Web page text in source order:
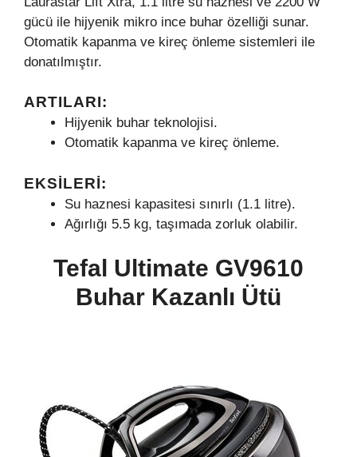
gücü ile hijyenik mikro ince buhar özelliği sunar.
Otomatik kapanma ve kireç önleme sistemleri ile
donatılmıştır.
ARTILARI:
Hijyenik buhar teknolojisi.
Otomatik kapanma ve kireç önleme.
EKSILERI:
Su haznesi kapasitesi sınırlı (1.1 litre).
Ağırlığı 5.5 kg, taşımada zorluk olabilir.
Tefal Ultimate GV9610
Buhar Kazanlı Ütü